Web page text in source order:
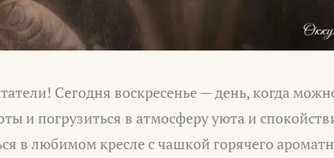
Сегодня воскресенье — день, когда
и погрузиться в атмосферу уюта и
в любимом кресле с чашкой горячего